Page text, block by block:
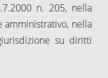
n. 205, nella
nella
su diritti